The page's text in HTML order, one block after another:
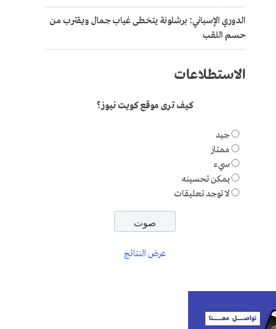
الدوري الإسباني: برشلونة يتخطى غياب جمال ويقترب من
حسم اللقب
الاستطلاعات
كيف ترى موقع كويت نيوز؟
جيد
ممتاز
سيء
يمكن تحسينه
لا توجد تعليقات
عرض النتائج